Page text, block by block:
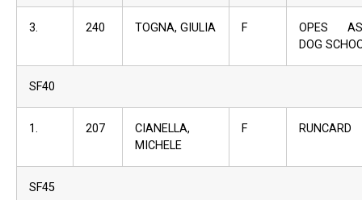
3. 240 TOGNA, GIULIA F
OPES
DOG
SF40
1. 207
CIANELLA,
MICHELE
F RUNCARD
SF45